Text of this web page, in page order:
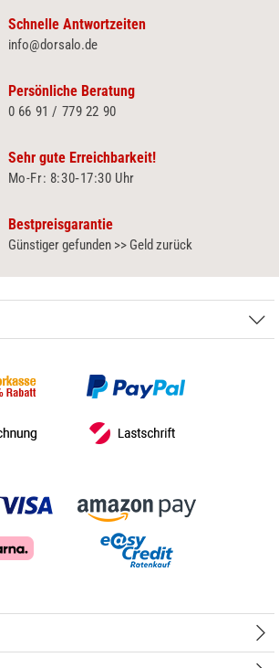
Schnelle Antwortzeiten
info@dorsalo.de
Persönliche Beratung
0 66 91 / 779 22 90
Sehr gute Erreichbarkeit!
Mo-Fr: 8:30‑17:30 Uhr
Bestpreisgarantie
Günstiger gefunden >> Geld zurück